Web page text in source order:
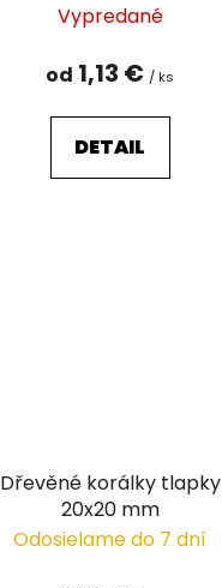
Vypredané
od 1,13 € / ks
DETAIL
Dřevěné korálky tlapky
20x20 mm
Odosielame do 7 dní